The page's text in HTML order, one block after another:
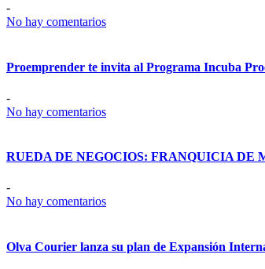
-
No hay comentarios
Proemprender te invita al Programa Incuba
-
No hay comentarios
RUEDA DE NEGOCIOS: FRANQUICIA DE
-
No hay comentarios
Olva Courier lanza su plan de Expansión